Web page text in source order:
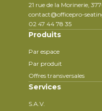
21 rue de la Morinerie,
contact@officepro-
02 47 44 78 35
Produits
Par espace
Par produit
Offres transversales
Services
S.A.V.